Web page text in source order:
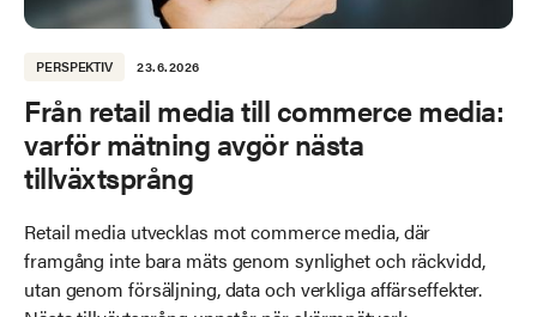
PERSPEKTIV 23.6.2026
Från retail media till commerce media:
varför mätning avgör nästa
tillväxtsprång
Retail media utvecklas mot commerce media, där
framgång inte bara mäts genom synlighet och räckvidd,
utan genom försäljning, data och verkliga affärseffekter.